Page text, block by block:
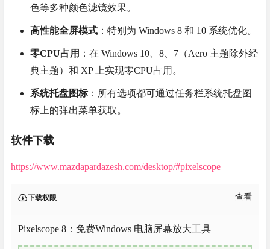
色等多种颜色滤镜效果。
高性能全屏模式 ：特别为 Windows 8 和 10 系统优化。
零CPU占用 ：在 Windows 10、8、7（Aero 主题除外经
典主题）和 XP 上实现零CPU占用。
系统托盘图标：所有选项都可通过任务栏系统托盘图
标上的弹出菜单获取。
软件下载
https://www.mazdapardazesh.com/desktop/#pixelscope
下载权限 查看
Pixelscope 8：免费Windows 电脑屏幕放大工具